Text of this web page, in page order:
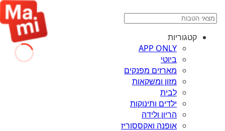
קטגוריות
APP ONLY
ביוטי
מארזים מפנקים
מזון ומשקאות
לבית
ילדים ותינוקות
הריון ולידה
אופנה ואקססוריז